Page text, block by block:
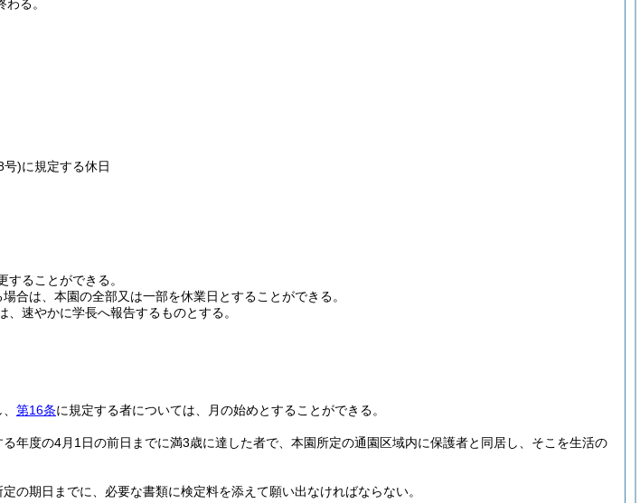
る。
号)に規定する休日
することができる。
合は、本園の全部又は一部を休業日とすることができる。
速やかに学長へ報告するものとする。
第16条に規定する者については、月の始めとすることができる。
年度の4月1日の前日までに満3歳に達した者で、本園所定の通園区域内に保護者と同居し、そこを生活の
の期日までに、必要な書類に検定料を添えて願い出なければならない。